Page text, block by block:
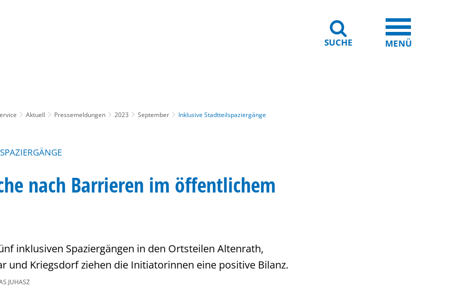
SUCHE MENÜ
Aktuell Pressemeldungen 2023 September Inklusive Stadtteilspaziergänge
nach Barrieren im öffentlichem
inklusiven Spaziergängen in den Ortsteilen Altenrath,
und Kriegsdorf ziehen die Initiatorinnen eine positive Bilanz.
JUHASZ